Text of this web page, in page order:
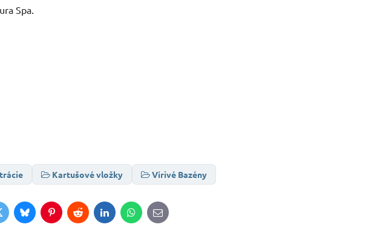
Spa.
Kartušové vložky Vírivé Bazény
BlueskyPinterestRedditLinkedInWhatsApp
E-
mail